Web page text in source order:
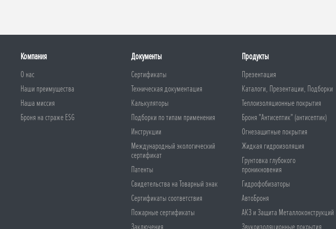
Компания
О нас
Наши преимущества
Наша миссия
Броня на страже ESG
Документы
Сертификаты
Техническая документация
Калькуляторы
Подборки по типам применения
Инструкции
Международный экологический
сертификат
Патенты
Свидетельства на Товарный знак
Сертификаты соответствия
Пожарные сертификаты
Заключения
Продукты
Презентация
Каталоги, Презентации, Подборки
Теплоизоляционные покрытия
Броня "Антисептик" (антисептик)
Огнезащитные покрытия
Жидкая гидроизоляция
Грунтовка глубокого
проникновения
Гидрофобизаторы
АвтоБроня
АКЗ и Защита Металлоконструкций
Звукоизоляционные покрытия